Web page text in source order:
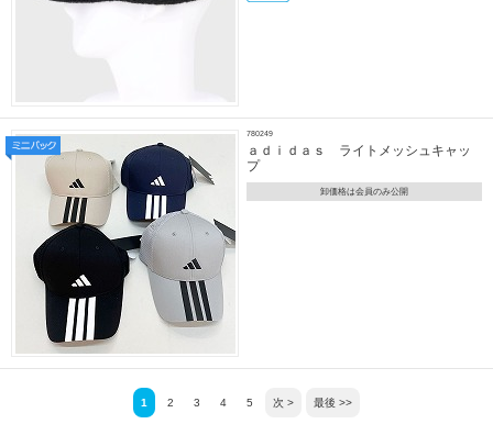
780249
ａｄｉｄａｓ ライトメッシュキャッ
プ
卸価格は会員のみ公開
1 2 3 4 5 次 > 最後 >>